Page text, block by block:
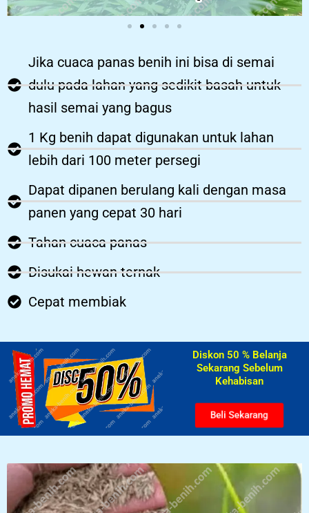
Jika cuaca panas benih ini bisa di semai
dulu pada lahan yang sedikit basah untuk
hasil semai yang bagus
1 Kg benih dapat digunakan untuk lahan
lebih dari 100 meter persegi
Dapat dipanen berulang kali dengan masa
panen yang cepat 30 hari
Tahan cuaca panas
Disukai hewan ternak
Cepat membiak
Diskon 50 % Belanja
Sekarang Sebelum
Kehabisan​
Beli Sekarang